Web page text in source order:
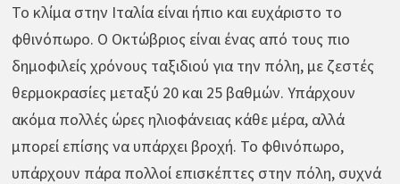
Το κλίμα στην Ιταλία είναι ήπιο και ευχάριστο το
φθινόπωρο. Ο Οκτώβριος είναι ένας από τους πιο
δημοφιλείς χρόνους ταξιδιού για την πόλη, με ζεστές
θερμοκρασίες μεταξύ 20 και 25 βαθμών. Υπάρχουν
ακόμα πολλές ώρες ηλιοφάνειας κάθε μέρα, αλλά
μπορεί επίσης να υπάρχει βροχή. Το φθινόπωρο,
υπάρχουν πάρα πολλοί επισκέπτες στην πόλη, συχνά